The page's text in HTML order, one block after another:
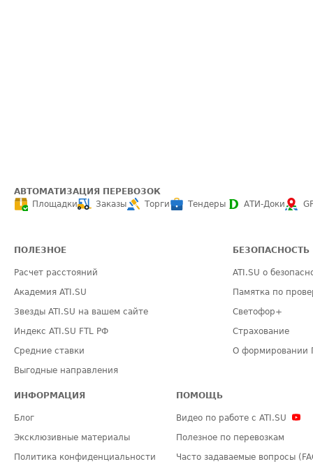
АВТОМАТИЗАЦИЯ ПЕРЕВОЗОК
Площадки
Заказы Торги Тендеры АТИ-Доки
ПОЛЕЗНОЕ
Расчет расстояний
Академия ATI.SU
Звезды ATI.SU на вашем сайте
Индекс ATI.SU FTL РФ
Средние ставки
Выгодные направления
БЕЗОПАСНОСТЬ
ATI.SU о
Памятка по
Светофор+
Страхование
О формировании
ИНФОРМАЦИЯ
Блог
Эксклюзивные материалы
Политика конфиденциальности
ПОМОЩЬ
Видео по работе с ATI.SU
Полезное по перевозкам
Часто задаваемые вопросы